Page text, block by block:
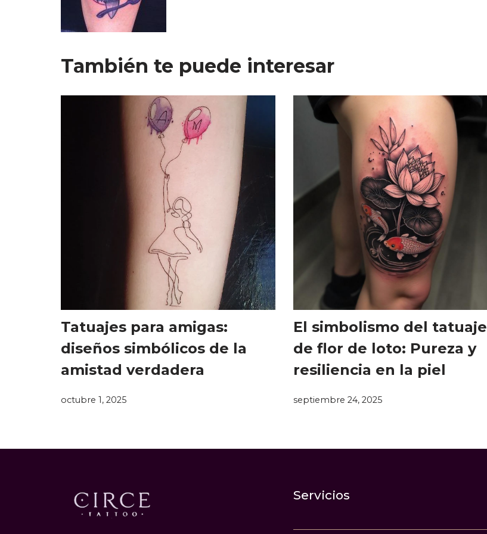
También te puede interesar
Tatuajes para amigas:
diseños simbólicos de la
amistad verdadera
octubre 1, 2025
El simbolismo del tatuaje
de flor de loto: Pureza y
resiliencia en la piel
septiembre 24, 2025
Servicios